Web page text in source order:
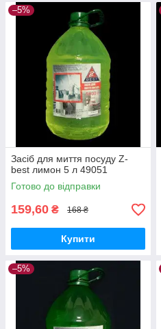
–5%
Засіб для миття посуду Z-
best лимон 5 л 49051
Готово до відправки
159,60 ₴ 168 ₴
Купити
–5%